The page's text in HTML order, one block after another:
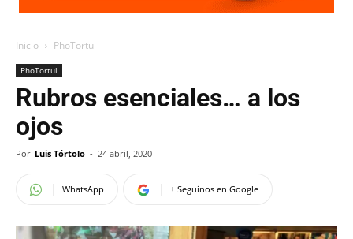
Inicio PhoTortul
PhoTortul
Rubros esenciales… a los
ojos
Por Luis Tórtolo - 24 abril, 2020
WhatsApp + Seguinos en Google